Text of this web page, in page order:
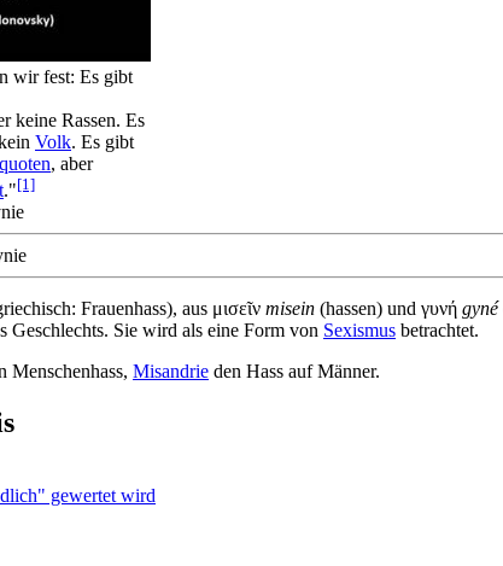
wir fest: Es gibt
keine Rassen. Es
Volk. Es gibt
, aber
."[1]
Frauenhass), aus μισεῖν misein (hassen) und γυνή gyné
Geschlechts. Sie wird als eine Form von Sexismus betrachtet.
Menschenhass, Misandrie den Hass auf Männer.
gewertet wird